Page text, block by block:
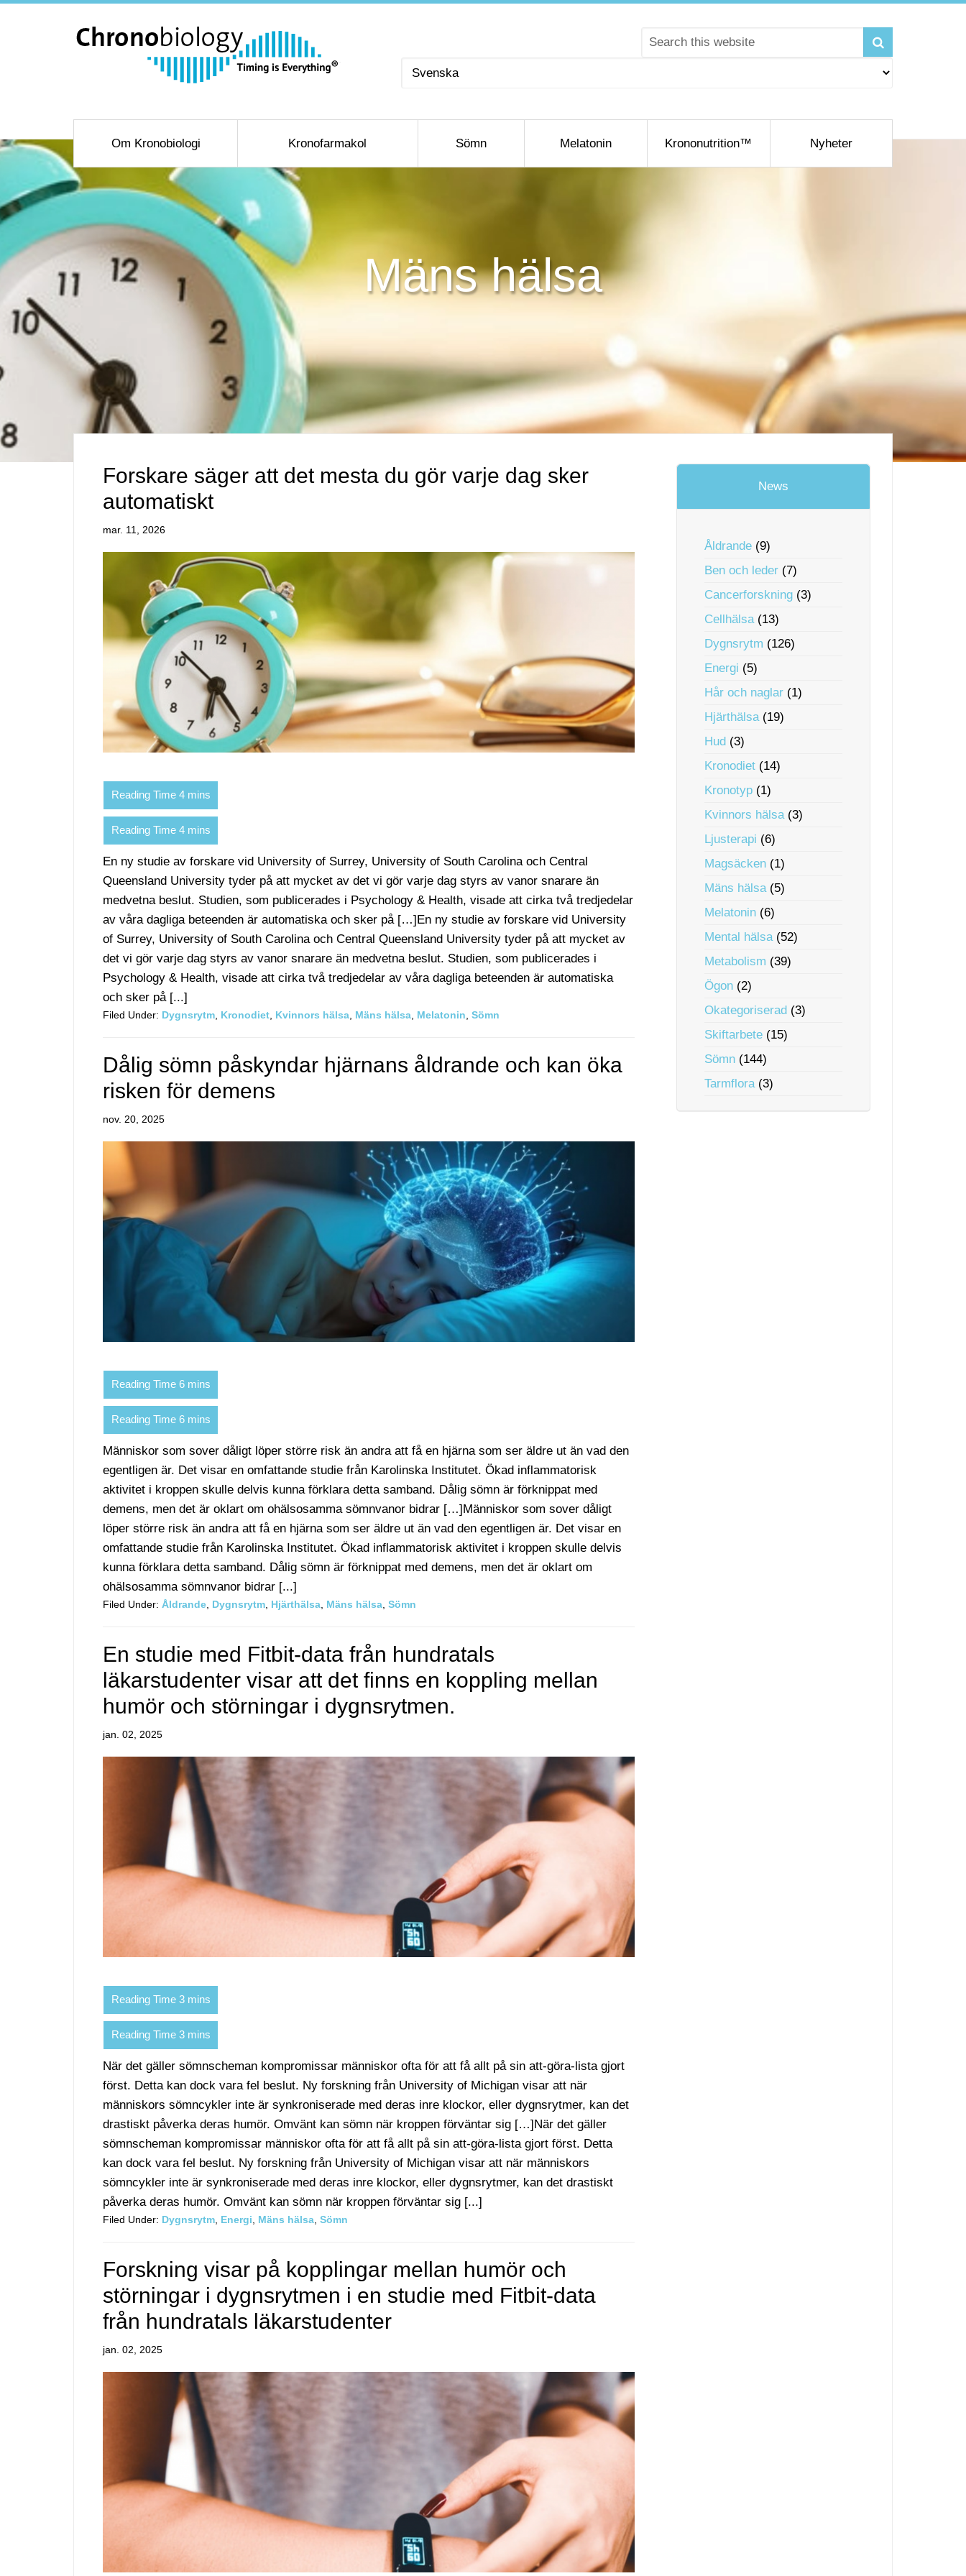
Välj
Om Kronobiologi Kronofarmakol Sömn Melatonin Krononutrition™ Nyheter
Mäns hälsa
Forskare säger att det mesta du gör varje dag sker
automatiskt
mar. 11, 2026
En ny studie av forskare vid University of Surrey, University of South Carolina och Central
Queensland University tyder på att mycket av det vi gör varje dag styrs av vanor snarare än
medvetna beslut. Studien, som publicerades i Psychology & Health, visade att cirka två tredjedelar
av våra dagliga beteenden är automatiska och sker på […]En ny studie av forskare vid University
of Surrey, University of South Carolina och Central Queensland University tyder på att mycket av
det vi gör varje dag styrs av vanor snarare än medvetna beslut. Studien, som publicerades i
Psychology & Health, visade att cirka två tredjedelar av våra dagliga beteenden är automatiska
och sker på [...]
Filed Under: Dygnsrytm Kronodiet Kvinnors hälsa Mäns hälsa Melatonin Sömn
Dålig sömn påskyndar hjärnans åldrande och kan öka
risken för demens
nov. 20, 2025
Människor som sover dåligt löper större risk än andra att få en hjärna som ser äldre ut än vad den
egentligen är. Det visar en omfattande studie från Karolinska Institutet. Ökad inflammatorisk
aktivitet i kroppen skulle delvis kunna förklara detta samband. Dålig sömn är förknippat med
demens, men det är oklart om ohälsosamma sömnvanor bidrar […]Människor som sover dåligt
löper större risk än andra att få en hjärna som ser äldre ut än vad den egentligen är. Det visar en
omfattande studie från Karolinska Institutet. Ökad inflammatorisk aktivitet i kroppen skulle delvis
kunna förklara detta samband. Dålig sömn är förknippat med demens, men det är oklart om
ohälsosamma sömnvanor bidrar [...]
Filed Under: Åldrande Dygnsrytm Hjärthälsa Mäns hälsa Sömn
En studie med Fitbit-data från hundratals
läkarstudenter visar att det finns en koppling mellan
humör och störningar i dygnsrytmen.
jan. 02, 2025
När det gäller sömnscheman kompromissar människor ofta för att få allt på sin att-göra-lista gjort
först. Detta kan dock vara fel beslut. Ny forskning från University of Michigan visar att när
människors sömncykler inte är synkroniserade med deras inre klockor, eller dygnsrytmer, kan det
drastiskt påverka deras humör. Omvänt kan sömn när kroppen förväntar sig […]När det gäller
sömnscheman kompromissar människor ofta för att få allt på sin att-göra-lista gjort först. Detta
kan dock vara fel beslut. Ny forskning från University of Michigan visar att när människors
sömncykler inte är synkroniserade med deras inre klockor, eller dygnsrytmer, kan det drastiskt
påverka deras humör. Omvänt kan sömn när kroppen förväntar sig [...]
Filed Under: Dygnsrytm Energi Mäns hälsa Sömn
Forskning visar på kopplingar mellan humör och
störningar i dygnsrytmen i en studie med Fitbit-data
från hundratals läkarstudenter
jan. 02, 2025
News
Åldrande (9)
Ben och leder (7)
Cancerforskning (3)
Cellhälsa(13)
Dygnsrytm (126)
Energi (5)
Hår och naglar (1)
Hjärthälsa(19)
Hud (3)
Kronodiet (14)
Kronotyp (1)
Kvinnors hälsa(3)
Ljusterapi (6)
Magsäcken (1)
Mäns hälsa(5)
Melatonin (6)
Mental hälsa(52)
Metabolism (39)
Ögon (2)
Okategoriserad (3)
Skiftarbete (15)
Sömn (144)
Tarmflora(3)